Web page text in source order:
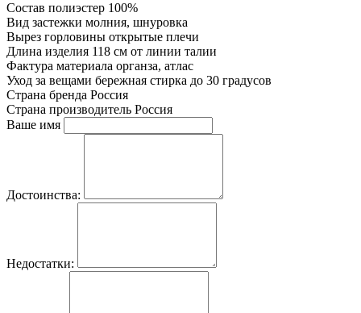
Состав полиэстер 100%
Вид застежки молния, шнуровка
Вырез горловины открытые плечи
Длина изделия 118 см от линии талии
Фактура материала органза, атлас
Уход за вещами бережная стирка до 30 градусов
Страна бренда Россия
Страна производитель Россия
Ваше имя
Достоинства:
Недостатки: